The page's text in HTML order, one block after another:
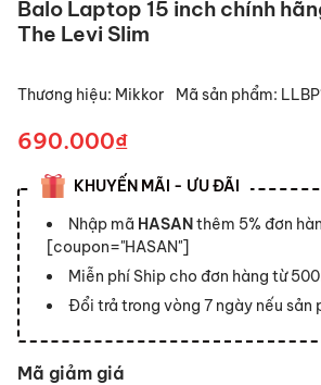
Balo Laptop 15 inch chính
The Levi Slim
Thương hiệu: Mikkor Mã sản phẩm:
690.000₫
KHUYẾN MÃI - ƯU ĐÃI
Nhập mã HASANthêm 5% đơn
[coupon="HASAN"]
Miễn phí Ship cho đơn hàng từ
Đổi trả trong vòng 7 ngày nếu sản
Mã giảm giá